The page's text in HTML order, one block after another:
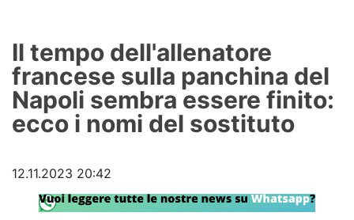
Formello
Infortuni
Primavera
Calciomercato
Lazio Women
Il tempo dell'allenatore
francese sulla panchina del
Napoli sembra essere finito:
ecco i nomi del sostituto
12.11.2023 20:42